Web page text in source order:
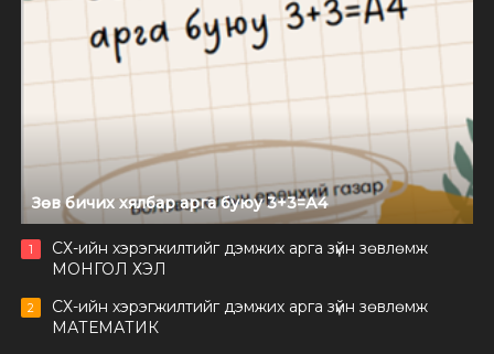
Зөв бичих хялбар арга буюу 3+3=А4
1
СХ-ийн хэрэгжилтийг дэмжих арга зүйн зөвлөмж
МОНГОЛ ХЭЛ
2
СХ-ийн хэрэгжилтийг дэмжих арга зүйн зөвлөмж
МАТЕМАТИК